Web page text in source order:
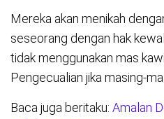
Mereka akan menikah
seseorang dengan hak
tidak menggunakan mas
Pengecualian jika masing-
Baca juga beritaku: Amalan